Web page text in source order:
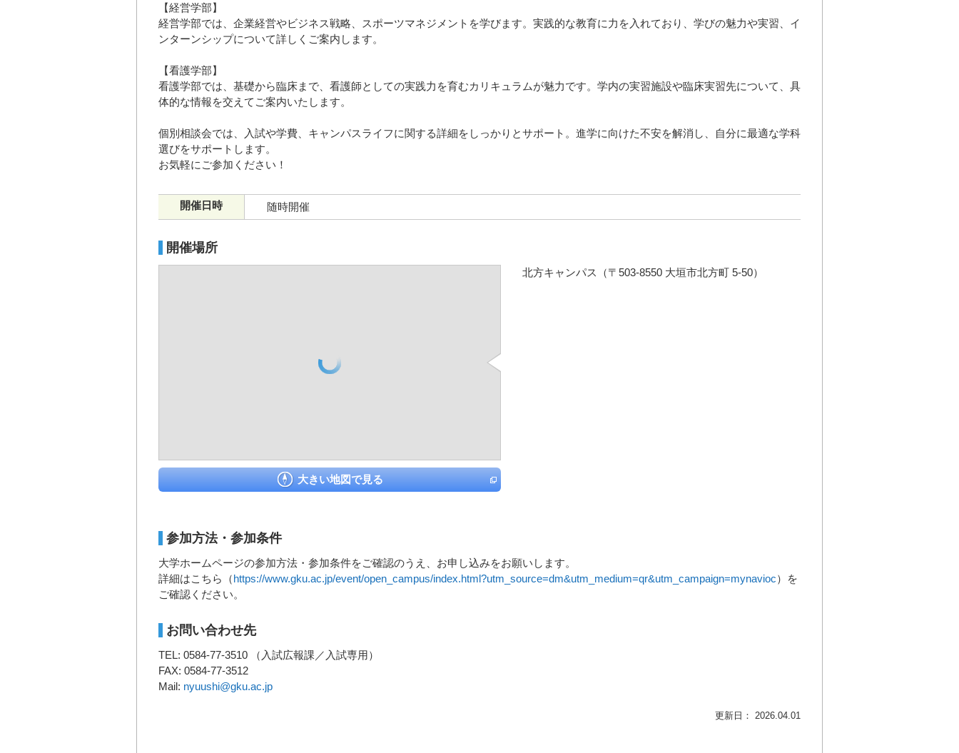
【経営学部】
経営学部では、企業経営やビジネス戦略、スポーツマネジメントを学びます。実践的な教育に力を入れており、学びの魅力や実習、イ
ンターンシップについて詳しくご案内します。
【看護学部】
看護学部では、基礎から臨床まで、看護師としての実践力を育むカリキュラムが魅力です。学内の実習施設や臨床実習先について、具
体的な情報を交えてご案内いたします。
個別相談会では、入試や学費、キャンパスライフに関する詳細をしっかりとサポート。進学に向けた不安を解消し、自分に最適な学科
選びをサポートします。
お気軽にご参加ください！
開催日時 随時開催
開催場所
大きい地図で見る
北方キャンパス（〒503-8550 大垣市北方町 5-50）
参加方法・参加条件
大学ホームページの参加方法・参加条件をご確認のうえ、お申し込みをお願いします。
詳細はこちら（https://www.gku.ac.jp/event/open_campus/index.html?utm_source=dm&utm_medium=qr&utm_campaign=mynavioc）を
ご確認ください。
お問い合わせ先
TEL: 0584-77-3510 （入試広報課／入試専用）
FAX: 0584-77-3512
Mail: nyuushi@gku.ac.jp
更新日： 2026.04.01